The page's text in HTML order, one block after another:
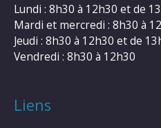
Lundi : 8h30 à 12h30 et de
Mardi et mercredi : 8h30 à
Jeudi : 8h30 à 12h30 et de
Vendredi : 8h30 à 12h30
Liens